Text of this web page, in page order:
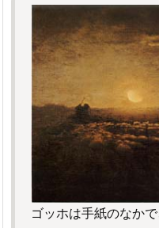
ゴッホは手紙のなか